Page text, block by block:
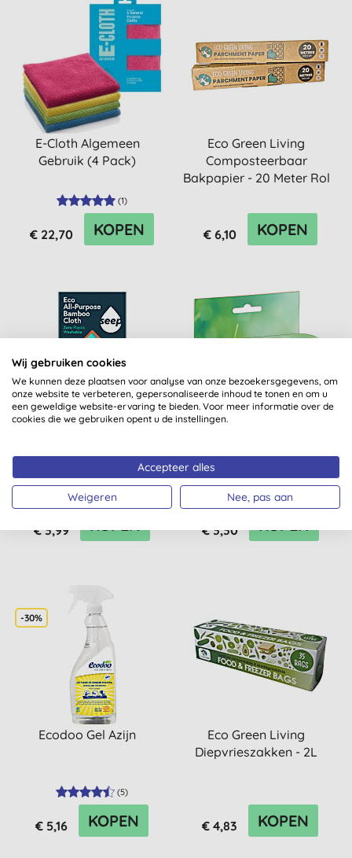
E-Cloth Algemeen
Gebruik (4 Pack)
(1)
€ 22,70 KOPEN
Eco Green Living
Composteerbaar
Bakpapier - 20 Meter Rol
€ 6,10 KOPEN
Reinigingsdoek Bamboe
€ 3,99 KOPEN
stuks)
(1
€ 3,30 KOPEN
-30%
Ecodoo Gel Azijn
(5)
€ 5,16 KOPEN
Eco Green Living
Diepvrieszakken - 2L
€ 4,83 KOPEN
Wij gebruiken cookies
We kunnen deze plaatsen voor analyse van onze bezoekersgegevens, om
onze website te verbeteren, gepersonaliseerde inhoud te tonen en om u
een geweldige website-ervaring te bieden. Voor meer informatie over de
cookies die we gebruiken opent u de instellingen.
Accepteer alles
Weigeren Nee, pas aan